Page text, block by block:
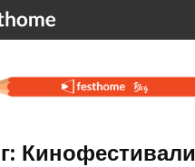
Кинофестивали